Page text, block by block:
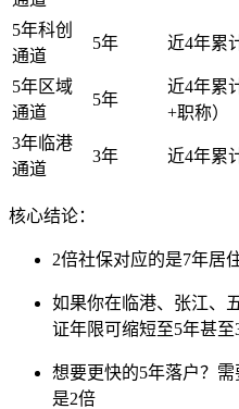
5年科创
通道
5年 近4年累
5年区域
通道
5年
近4年累
+职称）
3年临港
通道
3年 近4年累
核心结论：
2倍社保对应的是7年居
如果你在临港、张江、
证年限可缩短至5年甚至
想要更快的5年落户？
是2倍